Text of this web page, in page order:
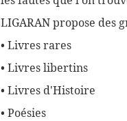
LIGARAN propose des
• Livres rares
• Livres libertins
• Livres d'Histoire
• Poésies